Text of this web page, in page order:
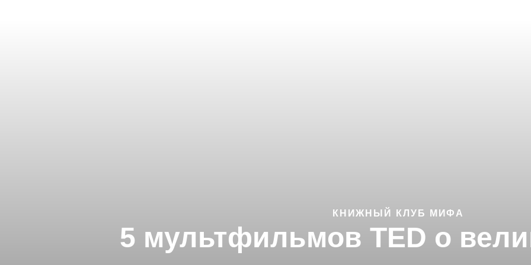
КНИЖНЫЙ КЛУБ МИФА
5 мультфильмов TED о